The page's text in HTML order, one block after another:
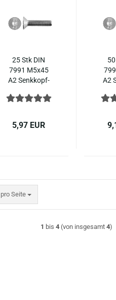
25 Stk DIN
7991 M5x45
A2 Senk­kopf­
nen­sechs­kant
Edel­stahl
5,97 EUR
A2
Seite
Seite
1 bis 4 (von insgesamt 4)